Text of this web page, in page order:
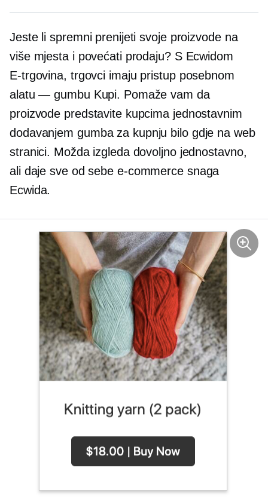
Jeste li spremni prenijeti svoje proizvode na
više mjesta i povećati prodaju? S Ecwidom
E-trgovina, trgovci imaju pristup posebnom
alatu — gumbu Kupi. Pomaže vam da
proizvode predstavite kupcima jednostavnim
dodavanjem gumba za kupnju bilo gdje na web
stranici. Možda izgleda dovoljno jednostavno,
ali daje sve od sebe e-commercesnaga
Ecwida.